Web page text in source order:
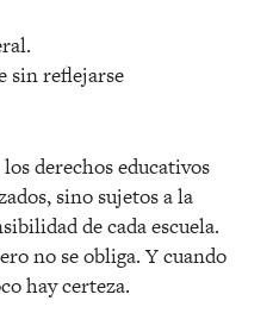
sin reflejarse
derechos educativos
sino sujetos a la
de cada escuela.
no se obliga. Y cuando
hay certeza.